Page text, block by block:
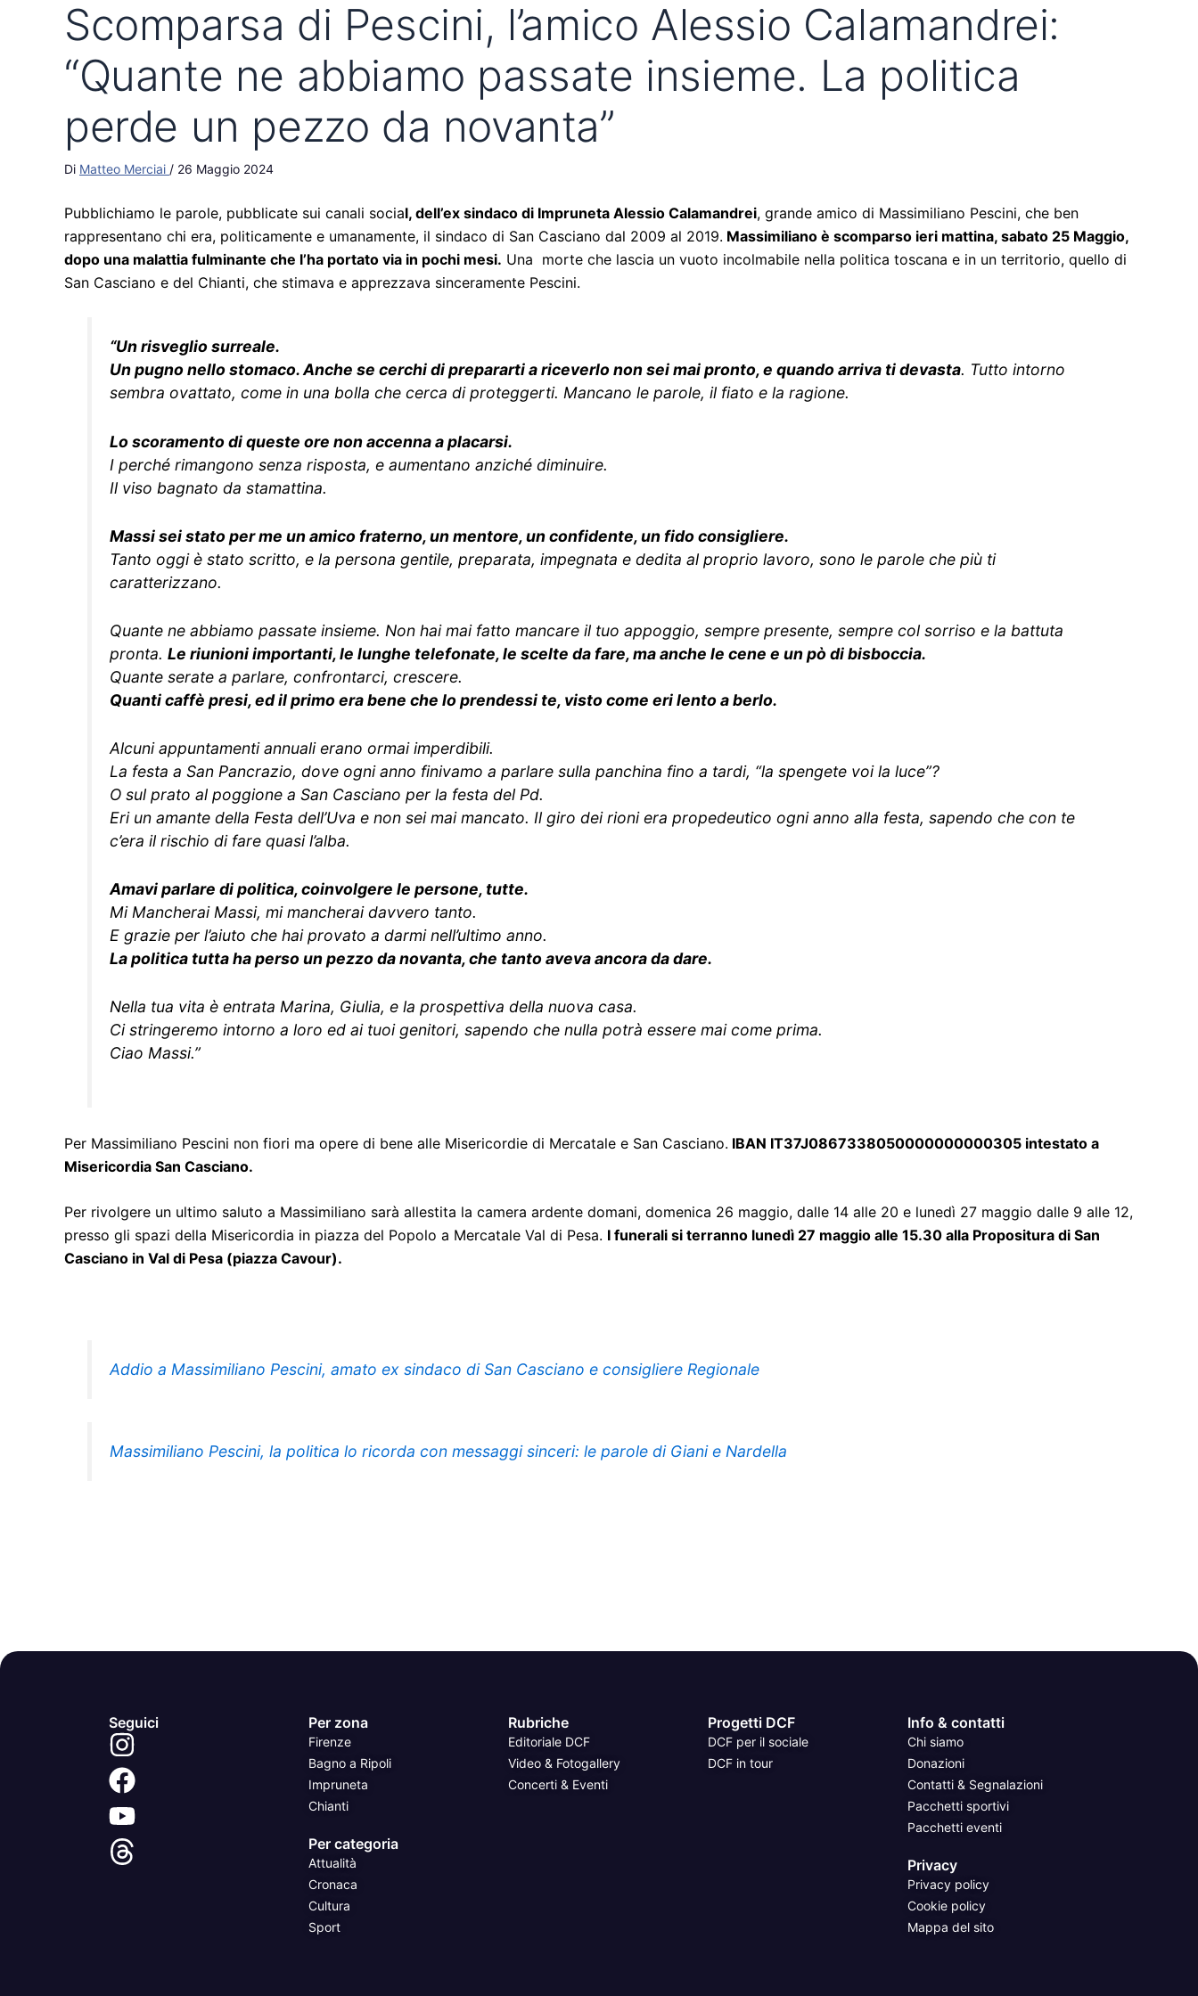
Scomparsa di Pescini, l’amico Alessio Calamandrei:
“Quante ne abbiamo passate insieme. La politica
perde un pezzo da novanta”
Di Matteo Merciai / 26 Maggio 2024
Pubblichiamo le parole, pubblicate sui canali social, dell’ex sindaco di Impruneta Alessio Calamandrei, grande amico di Massimiliano Pescini, che ben
rappresentano chi era, politicamente e umanamente, il sindaco di San Casciano dal 2009 al 2019. Massimiliano è scomparso ieri mattina, sabato 25 Maggio,
dopo una malattia fulminante che l’ha portato via in pochi mesi. Una morte che lascia un vuoto incolmabile nella politica toscana e in un territorio, quello di
San Casciano e del Chianti, che stimava e apprezzava sinceramente Pescini.
“Un risveglio surreale.
Un pugno nello stomaco. Anche se cerchi di prepararti a riceverlo non sei mai pronto, e quando arriva ti devasta. Tutto intorno
sembra ovattato, come in una bolla che cerca di proteggerti. Mancano le parole, il fiato e la ragione.
Lo scoramento di queste ore non accenna a placarsi.
I perché rimangono senza risposta, e aumentano anziché diminuire.
Il viso bagnato da stamattina.
Massi sei stato per me un amico fraterno, un mentore, un confidente, un fido consigliere.
Tanto oggi è stato scritto, e la persona gentile, preparata, impegnata e dedita al proprio lavoro, sono le parole che più ti
caratterizzano.
Quante ne abbiamo passate insieme. Non hai mai fatto mancare il tuo appoggio, sempre presente, sempre col sorriso e la battuta
pronta.Le riunioni importanti, le lunghe telefonate, le scelte da fare, ma anche le cene e un pò di bisboccia.
Quante serate a parlare, confrontarci, crescere.
Quanti caffè presi, ed il primo era bene che lo prendessi te, visto come eri lento a berlo.
Alcuni appuntamenti annuali erano ormai imperdibili.
La festa a San Pancrazio, dove ogni anno finivamo a parlare sulla panchina fino a tardi, “la spengete voi la luce”?
O sul prato al poggione a San Casciano per la festa del Pd.
Eri un amante della Festa dell’Uva e non sei mai mancato. Il giro dei rioni era propedeutico ogni anno alla festa, sapendo che con te
c’era il rischio di fare quasi l’alba.
Amavi parlare di politica, coinvolgere le persone, tutte.
Mi Mancherai Massi, mi mancherai davvero tanto.
E grazie per l’aiuto che hai provato a darmi nell’ultimo anno.
La politica tutta ha perso un pezzo da novanta, che tanto aveva ancora da dare.
Nella tua vita è entrata Marina, Giulia, e la prospettiva della nuova casa.
Ci stringeremo intorno a loro ed ai tuoi genitori, sapendo che nulla potrà essere mai come prima.
Ciao Massi.”
Per Massimiliano Pescini non fiori ma opere di bene alle Misericordie di Mercatale e San Casciano. IBAN IT37J0867338050000000000305 intestato a
Misericordia San Casciano.
Per rivolgere un ultimo saluto a Massimiliano sarà allestita la camera ardente domani, domenica 26 maggio, dalle 14 alle 20 e lunedì 27 maggio dalle 9 alle 12,
presso gli spazi della Misericordia in piazza del Popolo a Mercatale Val di Pesa. I funerali si terranno lunedì 27 maggio alle 15.30 alla Propositura di San
Casciano in Val di Pesa (piazza Cavour).
Addio a Massimiliano Pescini, amato ex sindaco di San Casciano e consigliere Regionale
Massimiliano Pescini, la politica lo ricorda con messaggi sinceri: le parole di Giani e Nardella
Seguici Per zona
Firenze
Bagno a Ripoli
Impruneta
Chianti
Per categoria
Attualità
Cronaca
Cultura
Sport
Rubriche
Editoriale DCF
Video & Fotogallery
Concerti & Eventi
Progetti DCF
DCF per il sociale
DCF in tour
Info & contatti
Chi siamo
Donazioni
Contatti & Segnalazioni
Pacchetti sportivi
Pacchetti eventi
Privacy
Privacy policy
Cookie policy
Mappa del sito